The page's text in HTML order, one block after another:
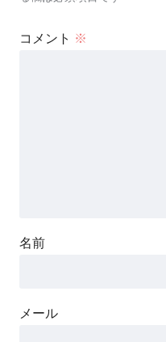
コメント ※
名前
メール